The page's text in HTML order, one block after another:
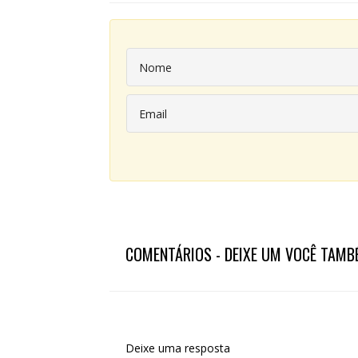
COMENTÁRIOS - DEIXE UM VOCÊ
Deixe uma resposta